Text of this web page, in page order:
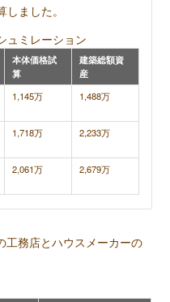
ました。
ュミレーション
本体価格試
算
建築総額資
産
1,145万 1,488万
1,718万 2,233万
2,061万 2,679万
工務店とハウスメーカーの